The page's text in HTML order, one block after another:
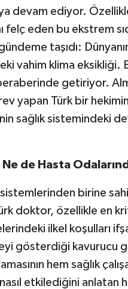
devam ediyor.
felç eden bu ekstrem
taşıdı:
vahim klima
getiriyor.
yapan Türk bir
sağlık sistemindeki
de Hasta
sistemlerinden birine
doktor, özellikle en
ilkel koşulları
gösterdiği kavurucu
hem sağlık
etkilediğini anlatan